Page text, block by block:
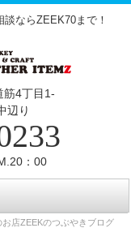
ならZEEK70まで！
筋4丁目1‐
辺り
：00
お店ZEEKのつぶやきブログ